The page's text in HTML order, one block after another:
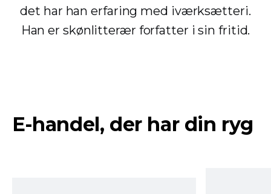
det har han erfaring med iværksætteri.
Han er skønlitterær forfatter i sin fritid.
E-handel, der har din ryg